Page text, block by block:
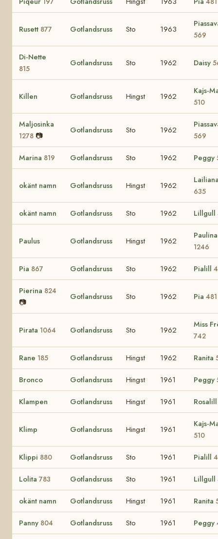
Rusett 877 Gotlandsruss Sto 1963
569
Di-Nette
815
Gotlandsruss Sto 1962 Daisy
Killen Gotlandsruss Hingst 1962
Kajs-
510
Maljosinka
1278 📷
Gotlandsruss Sto 1962
569
Marina 819 Gotlandsruss Sto 1962 Peggy
okänt namn Gotlandsruss Hingst 1962
635
okänt namn Gotlandsruss Sto 1962 Lillgull
Paulus Gotlandsruss Hingst 1962
Paulina
1246
Pia 867 Gotlandsruss Sto 1962 Pialill
Pierina 824
📷
Gotlandsruss Sto 1962 Pia 481
Pirata 1064 Gotlandsruss Sto 1962
Miss
742
Rane 185 Gotlandsruss Hingst 1962 Ranita
Bronco Gotlandsruss Hingst 1961 Peggy
Klampen Gotlandsruss Hingst 1961
Klimp Gotlandsruss Hingst 1961
Kajs-
510
Klippi 880 Gotlandsruss Sto 1961 Pialill
Lolita 783 Gotlandsruss Sto 1961 Lillgull
okänt namn Gotlandsruss Hingst 1961 Ranita
Panny 804 Gotlandsruss Sto 1961 Peggy